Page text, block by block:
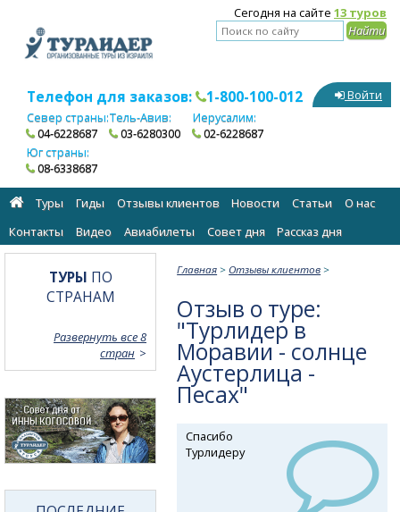
Сегодня на сайте 13 туров
Телефон для заказов: 1-800-100-012
Север страны:
04-6228687
Тель-Авив:
03-6280300
Иерусалим:
02-6228687
Юг страны:
08-6338687
Войти
Туры Гиды Отзывы клиентов Новости Статьи
О нас
Контакты
Видео Авиабилеты Cовет дня Рассказ дня
Главная > Отзывы клиентов >
Отзыв о туре:
"Турлидер в
Моравии - солнце
Аустерлица -
Песах"
Спасибо
Турлидеру
ТУРЫ ПО
СТРАНАМ
Развернуть все 8
стран